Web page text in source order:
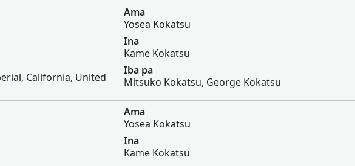
California, United
Ama
Yosea Kokatsu
Ina
Kame Kokatsu
Iba pa
Mitsuko Kokatsu, George Kokatsu
Ama
Yosea Kokatsu
Ina
Kame Kokatsu